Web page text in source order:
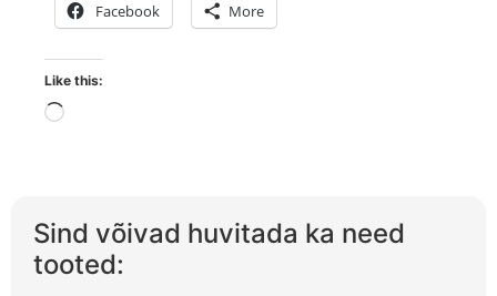
Facebook More
Like this:
Sind võivad huvitada ka need
tooted: